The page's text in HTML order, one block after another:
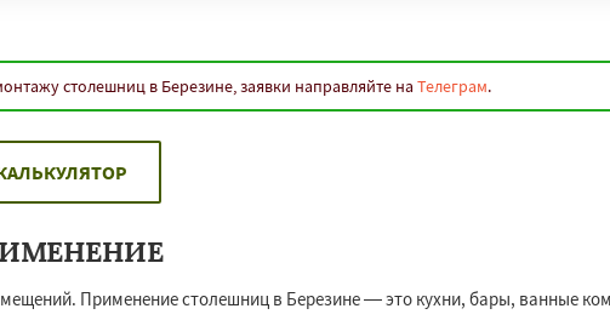
столешниц в Березине, заявки направляйте на Телеграм.
Применение столешниц в Березине — это кухни, бары, ванные